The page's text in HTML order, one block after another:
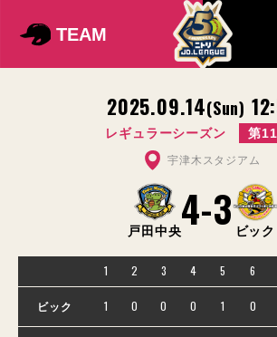
TEAM
2025.09.14(Sun)
レギュラーシーズン 第
宇津木スタジアム
戸田中央4-3 ビック
1 2 3 4 5 6
ビック 1 0 0 0 1 0